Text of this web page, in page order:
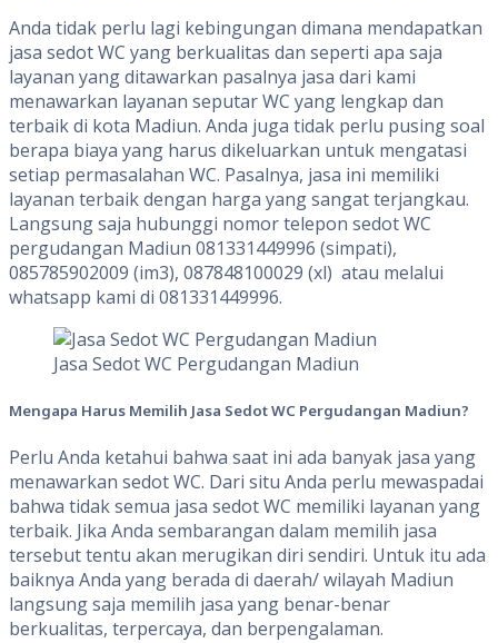
Anda tidak perlu lagi kebingungan dimana mendapatkan
jasa sedot WC yang berkualitas dan seperti apa saja
layanan yang ditawarkan pasalnya jasa dari kami
menawarkan layanan seputar WC yang lengkap dan
terbaik di kota Madiun. Anda juga tidak perlu pusing soal
berapa biaya yang harus dikeluarkan untuk mengatasi
setiap permasalahan WC. Pasalnya, jasa ini memiliki
layanan terbaik dengan harga yang sangat terjangkau.
Langsung saja hubunggi nomor telepon sedot WC
pergudangan Madiun 081331449996 (simpati),
085785902009 (im3), 087848100029 (xl) atau melalui
whatsapp kami di 081331449996.
Jasa Sedot WC Pergudangan Madiun
Mengapa Harus Memilih Jasa Sedot WC Pergudangan Madiun?
Perlu Anda ketahui bahwa saat ini ada banyak jasa yang
menawarkan sedot WC. Dari situ Anda perlu mewaspadai
bahwa tidak semua jasa sedot WC memiliki layanan yang
terbaik. Jika Anda sembarangan dalam memilih jasa
tersebut tentu akan merugikan diri sendiri. Untuk itu ada
baiknya Anda yang berada di daerah/ wilayah Madiun
langsung saja memilih jasa yang benar-benar
berkualitas, terpercaya, dan berpengalaman.